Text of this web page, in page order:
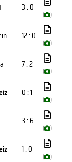
3 : 0
( )
12 : 0
( )
7 : 2
( )
0 : 1
( )
3 : 6
( )
1 : 0
( )